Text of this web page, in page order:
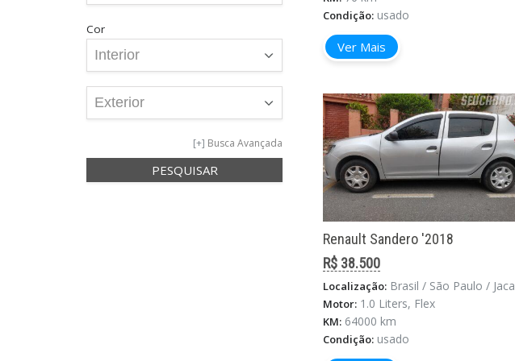
Condição: usado
Ver Mais
Renault Sandero '2018
R$ 38.500
Localização: Brasil / São Paulo / Jacarei
Motor: 1.0 Liters, Flex
KM: 64000 km
Condição: usado
Cor
Busca Avançada